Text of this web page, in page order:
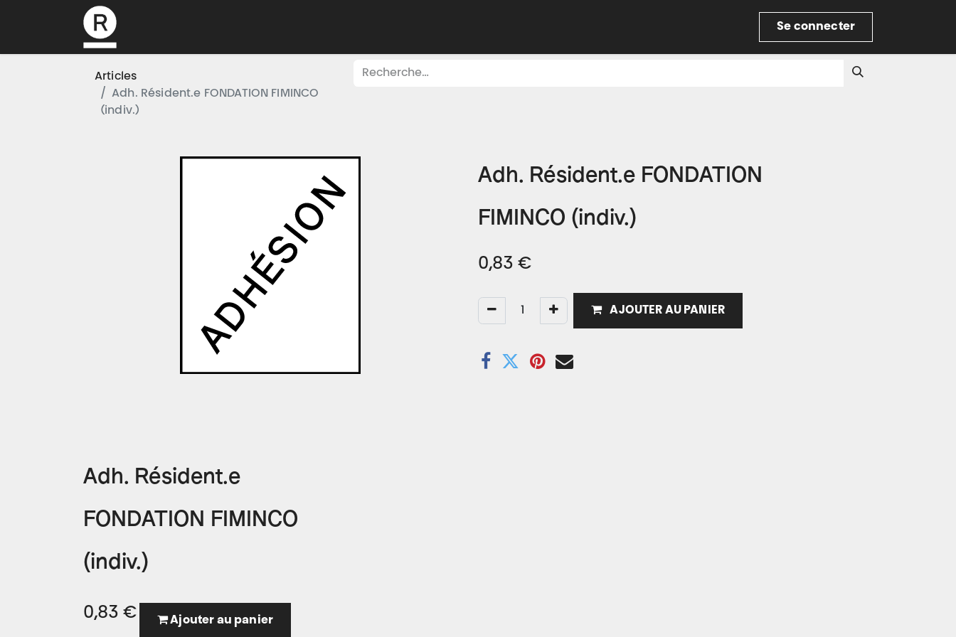
Se connecter
Articles
Adh. Résident.e FONDATION FIMINCO
(indiv.)
Adh. Résident.e FONDATION
FIMINCO (indiv.)
0,83 €
AJOUTER AU PANIER
Adh. Résident.e
FONDATION FIMINCO
(indiv.)
0,83 € Ajouter au panier